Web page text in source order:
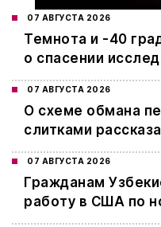
07 АВГУСТА 2026
Темнота и -40
о спасении
07 АВГУСТА 2026
О схеме обмана
слитками
07 АВГУСТА 2026
Гражданам
работу в США по